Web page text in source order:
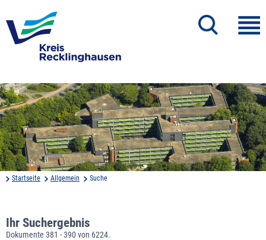
Startseite Allgemein Suche
Ihr Suchergebnis
Dokumente 381 - 390 von 6224.